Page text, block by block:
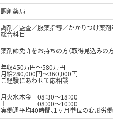
調剤薬局
調剤／監査／服薬指導／かかりつけ薬剤
総合科目
薬剤師免許をお持ちの方（取得見込みの
年収450万円～580万円
月給280,000円～360,000円
ご経験にあわせて応相談
月火水木金 08：30～18：00
土 08：00～10：00
実働週平均40時間、1ヶ月単位の変形労